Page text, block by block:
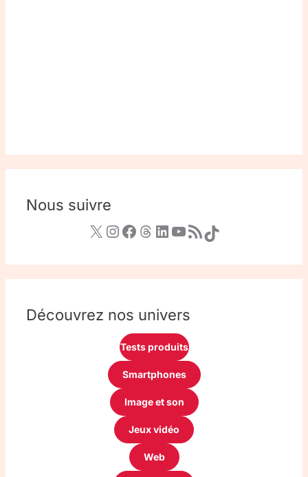
Nous suivre
Découvrez nos univers
Tests produits
Smartphones
Image et son
Jeux vidéo
Web